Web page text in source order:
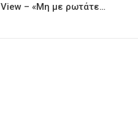
View – «Μη με ρωτάτε…